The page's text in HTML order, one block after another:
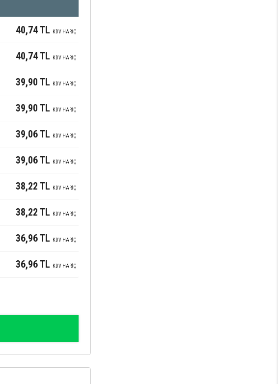
40,74 TL KDV HARİÇ
40,74 TL KDV HARİÇ
39,90 TL KDV HARİÇ
39,90 TL KDV HARİÇ
39,06 TL KDV HARİÇ
39,06 TL KDV HARİÇ
38,22 TL KDV HARİÇ
38,22 TL KDV HARİÇ
36,96 TL KDV HARİÇ
36,96 TL KDV HARİÇ